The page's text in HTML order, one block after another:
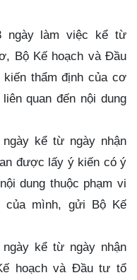
ngày làm việc kể từ
Bộ Kế hoạch và Đầu
thẩm định của cơ
quan đến nội dung
kể từ ngày nhận
được lấy ý kiến có ý
dung thuộc phạm vi
của mình, gửi Bộ Kế
kể từ ngày nhận
hoạch và Đầu tư tổ